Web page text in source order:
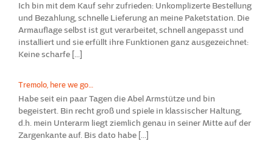
Ich bin mit dem Kauf sehr zufrieden: Unkomplizerte Bestellung
und Bezahlung, schnelle Lieferung an meine Paketstation. Die
Armauflage selbst ist gut verarbeitet, schnell angepasst und
installiert und sie erfüllt ihre Funktionen ganz ausgezeichnet:
Keine scharfe [...]
Tremolo, here we go…
Habe seit ein paar Tagen die Abel Armstütze und bin
begeistert. Bin recht groß und spiele in klassischer Haltung,
d.h. mein Unterarm liegt ziemlich genau in seiner Mitte auf der
Zargenkante auf. Bis dato habe [...]